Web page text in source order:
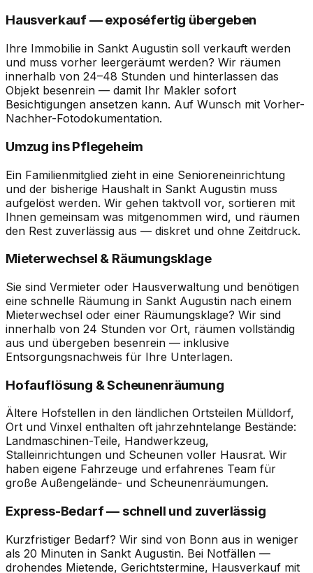
Hausverkauf — exposéfertig übergeben
Ihre Immobilie in Sankt Augustin soll verkauft werden
und muss vorher leergeräumt werden? Wir räumen
innerhalb von 24–48 Stunden und hinterlassen das
Objekt besenrein — damit Ihr Makler sofort
Besichtigungen ansetzen kann. Auf Wunsch mit Vorher-
Nachher-Fotodokumentation.
Umzug ins Pflegeheim
Ein Familienmitglied zieht in eine Senioreneinrichtung
und der bisherige Haushalt in Sankt Augustin muss
aufgelöst werden. Wir gehen taktvoll vor, sortieren mit
Ihnen gemeinsam was mitgenommen wird, und räumen
den Rest zuverlässig aus — diskret und ohne Zeitdruck.
Mieterwechsel & Räumungsklage
Sie sind Vermieter oder Hausverwaltung und benötigen
eine schnelle Räumung in Sankt Augustin nach einem
Mieterwechsel oder einer Räumungsklage? Wir sind
innerhalb von 24 Stunden vor Ort, räumen vollständig
aus und übergeben besenrein — inklusive
Entsorgungsnachweis für Ihre Unterlagen.
Hofauflösung & Scheunenräumung
Ältere Hofstellen in den ländlichen Ortsteilen Mülldorf,
Ort und Vinxel enthalten oft jahrzehntelange Bestände:
Landmaschinen-Teile, Handwerkzeug,
Stalleinrichtungen und Scheunen voller Hausrat. Wir
haben eigene Fahrzeuge und erfahrenes Team für
große Außengelände- und Scheunenräumungen.
Express-Bedarf — schnell und zuverlässig
Kurzfristiger Bedarf? Wir sind von Bonn aus in weniger
als 20 Minuten in Sankt Augustin. Bei Notfällen —
drohendes Mietende, Gerichtstermine, Hausverkauf mit